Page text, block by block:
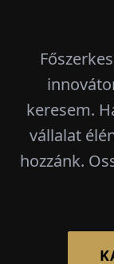
keresem.
vállalat
hozzánk.